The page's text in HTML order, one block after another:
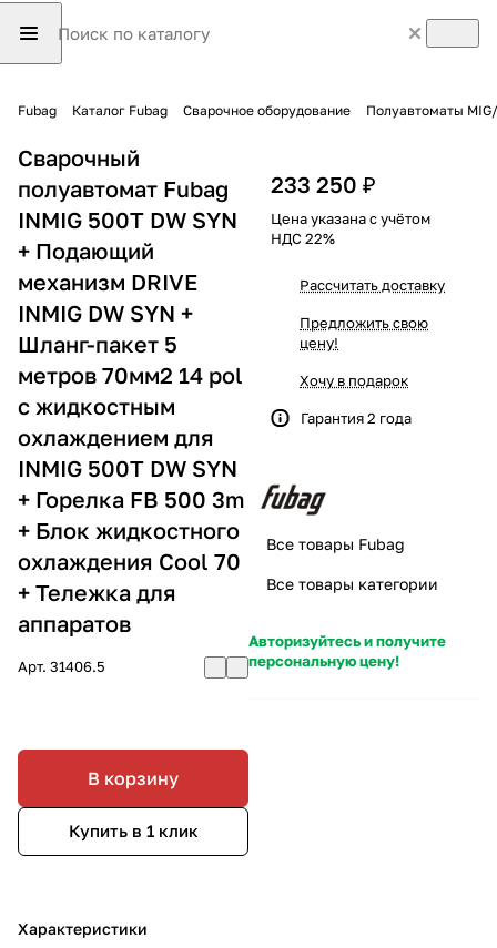
Fubag Каталог Fubag Сварочное оборудование Полуавтоматы
Cварочный
полуавтомат Fubag
INMIG 500T DW SYN
+ Подающий
механизм DRIVE
INMIG DW SYN +
Шланг-пакет 5
метров 70мм2 14 pol
с жидкостным
охлаждением для
INMIG 500T DW SYN
+ Горелка FB 500 3m
+ Блок жидкостного
охлаждения Cool 70
+ Тележка для
аппаратов
Арт. 31406.5
В корзину
Купить в 1 клик
Характеристики
233 250 ₽
Цена указана с учётом
НДС 22%
Рассчитать доставку
Предложить свою
цену!
Хочу в подарок
Гарантия 2 года
Все товары Fubag
Все товары категории
Авторизуйтесь и получите
персональную цену!